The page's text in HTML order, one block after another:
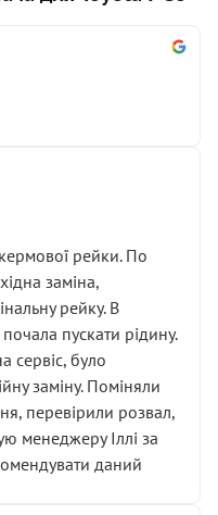
рейки. По
заміна,
рейку. В
пускати рідину.
сервіс, було
заміну. Поміняли
перевірили розвал,
менеджеру Іллі за
даний